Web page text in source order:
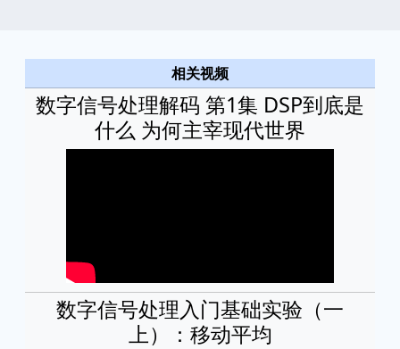
相关视频
数字信号处理解码 第1集 DSP到底是
什么 为何主宰现代世界
数字信号处理入门基础实验（一
上）：移动平均